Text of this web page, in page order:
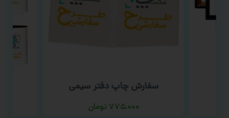
سفارش چاپ دفتر سیمی
۷۷۵,۰۰۰ تومان